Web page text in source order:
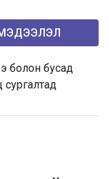
болон бусад